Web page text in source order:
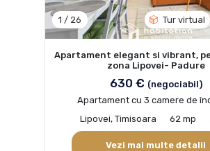
1 / 26 Tur virtual
Apartament elegant si vibrant,
zona Lipovei- Padure
630 € (negociabil)
Apartament cu 3 camere de
Lipovei, Timisoara
62 mp
Vezi mai multe detalii